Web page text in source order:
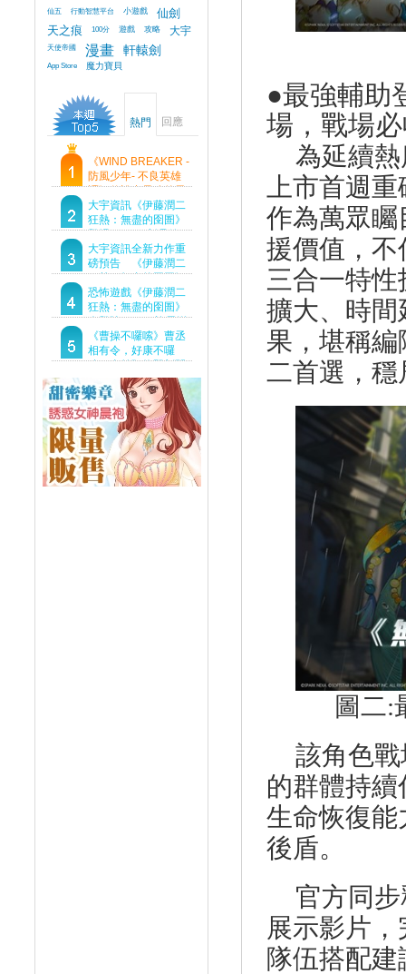
仙五
行動智慧平台 小遊戲 仙劍
天之痕 100分 遊戲 攻略 大宇
天使帝國 漫畫 軒轅劍
App Store 魔力寶貝
熱門 回應
《WIND BREAKER -
防風少年- 不良英雄
譚》傳說中最強的男
人現身！即將顛覆風
鈴高中！
大宇資訊《伊藤潤二
狂熱：無盡的囹圄》
登場 Steam 新品節
首支預告片及遊戲
Demo重磅釋出
大宇資訊全新力作重
磅預告 《伊藤潤二
狂熱：無盡的囹圄》
驚悚亮相 ！伊藤潤二
恐怖世界首度進軍
Steam
恐怖遊戲《伊藤潤二
狂熱：無盡的囹圄》
今登陸Steam 詭異洋
樓開啟 同步釋出最新
預告片
《曹操不囉嗦》曹丞
相有令，好康不囉
嗦！事前預約即刻開
●最強輔助
場，戰場
為延續
上市首週
作為萬眾
援價值，
三合一特
擴大、時
果，堪稱
二首選，
圖二:
該角色
的群體持
生命恢復
後盾。
官方同
展示影片
隊伍搭配